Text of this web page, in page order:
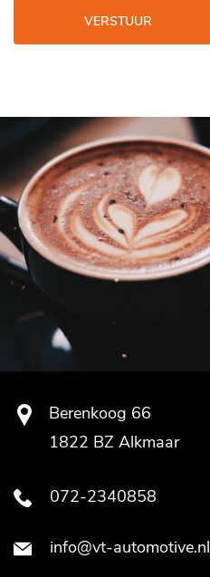
VERSTUUR
Berenkoog 66
1822 BZ Alkmaar
072-2340858
info@vt-automotive.nl